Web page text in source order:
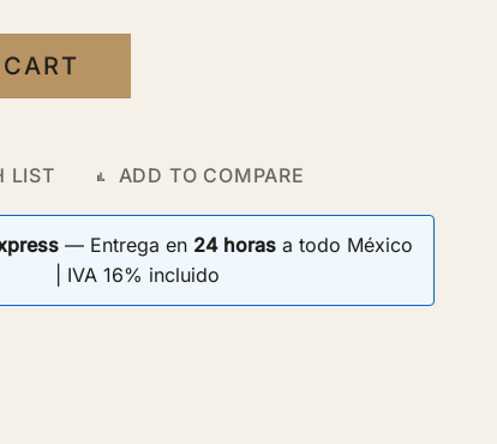
LIST ADD TO COMPARE
— Entrega en 24 horasa todo México
| IVA 16% incluido